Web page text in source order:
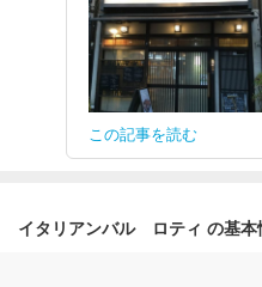
この記事を読む
イタリアンバル ロティ の基本